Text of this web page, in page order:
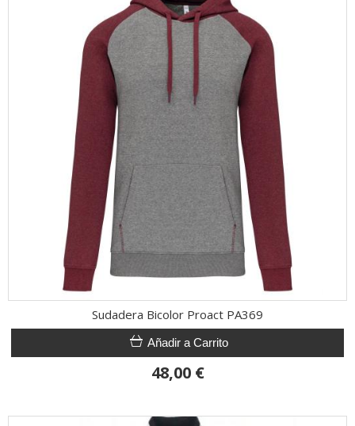
Sudadera Bicolor Proact PA369
Añadir a Carrito
48,00 €